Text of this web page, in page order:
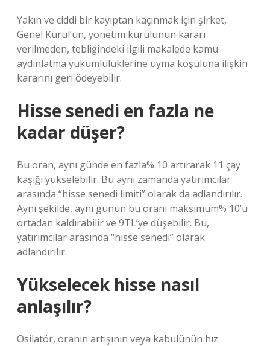
Yakın ve ciddi bir kayıptan kaçınmak için şirket,
Genel Kurul’un, yönetim kurulunun kararı
verilmeden, tebliğindeki ilgili makalede kamu
aydınlatma yükümlülüklerine uyma koşuluna ilişkin
kararını geri ödeyebilir.
Hisse senedi en fazla ne
kadar düşer?
Bu oran, aynı günde en fazla% 10 artırarak 11 çay
kaşığı yükselebilir. Bu aynı zamanda yatırımcılar
arasında “hisse senedi limiti” olarak da adlandırılır.
Aynı şekilde, aynı günün bu oranı maksimum% 10’u
ortadan kaldırabilir ve 9TL’ye düşebilir. Bu,
yatırımcılar arasında “hisse senedi” olarak
adlandırılır.
Yükselecek hisse nasıl
anlaşılır?
Osilatör, oranın artışının veya kabulünün hız